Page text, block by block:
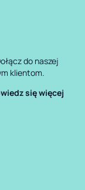
do naszej
klientom.
się więcej